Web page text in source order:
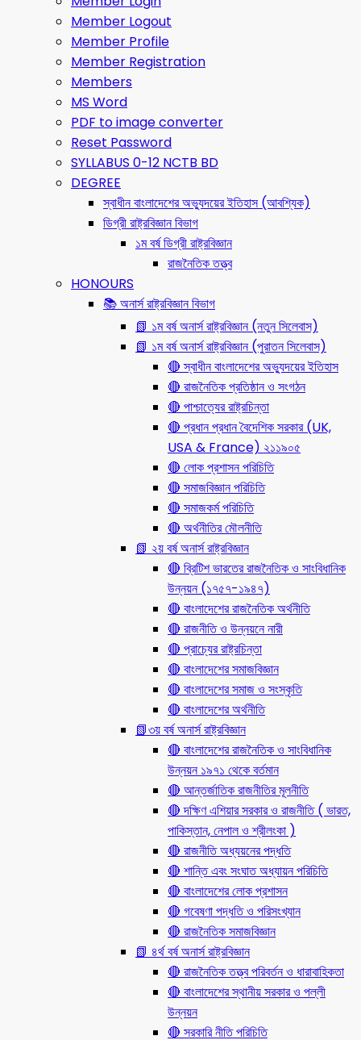
Member Logout
Member Profile
Member Registration
Members
MS Word
PDF to image converter
Reset Password
SYLLABUS 0-12 NCTB BD
DEGREE
স্বাধীন বাংলাদেশের অভ্যুদয়ের ইতিহাস (আবশ্যিক)
ডিগ্রী রাষ্ট্রবিজ্ঞান বিভাগ
১ম বর্ষ ডিগ্রী রাষ্ট্রবিজ্ঞান
রাজনৈতিক তত্ত্ব
HONOURS
📚 অনার্স রাষ্ট্রবিজ্ঞান বিভাগ
📗 ১ম বর্ষ অনার্স রাষ্ট্রবিজ্ঞান (নতুন সিলেবাস)
📗 ১ম বর্ষ অনার্স রাষ্ট্রবিজ্ঞান (পুরাতন সিলেবাস)
🔴 স্বাধীন বাংলাদেশের অভ্যুদয়ের ইতিহাস
🔴 রাজনৈতিক প্রতিষ্ঠান ও সংগঠন
🔴 পাশ্চাত্যের রাষ্ট্রচিন্তা
🔴 প্রধান প্রধান বৈদেশিক সরকার (UK,
USA & France) ২১১৯০৫
🔴 লোক প্রশাসন পরিচিতি
🔴 সমাজবিজ্ঞান পরিচিতি
🔴 সমাজকর্ম পরিচিতি
🔴 অর্থনীতির মৌলনীতি
📗 ২য় বর্ষ অনার্স রাষ্ট্রবিজ্ঞান
🔴 ব্রিটিশ ভারতের রাজনৈতিক ও সাংবিধানিক
উন্নয়ন (১৭৫৭-১৯৪৭)
🔴 বাংলাদেশের রাজনৈতিক অর্থনীতি
🔴 রাজনীতি ও উন্নয়নে নারী
🔴 প্রাচ্যের রাষ্ট্রচিন্তা
🔴 বাংলাদেশের সমাজবিজ্ঞান
🔴 বাংলাদেশের সমাজ ও সংস্কৃতি
🔴 বাংলাদেশের অর্থনীতি
📗৩য় বর্ষ অনার্স রাষ্ট্রবিজ্ঞান
🔴 বাংলাদেশের রাজনৈতিক ও সাংবিধানিক
উন্নয়ন ১৯৭১ থেকে বর্তমান
🔴 আন্তর্জাতিক রাজনীতির মূলনীতি
🔴 দক্ষিণ এশিয়ার সরকার ও রাজনীতি ( ভারত,
পাকিস্তান, নেপাল ও শ্রীলংকা )
🔴 রাজনীতি অধ্যয়নের পদ্ধতি
🔴 শান্তি এবং সংঘাত অধ্যায়ন পরিচিতি
🔴 বাংলাদেশের লোক প্রশাসন
🔴 গবেষণা পদ্ধতি ও পরিসংখ্যান
🔴 রাজনৈতিক সমাজবিজ্ঞান
📗 ৪র্থ বর্ষ অনার্স রাষ্ট্রবিজ্ঞান
🔴 রাজনৈতিক তত্ত্ব পরিবর্তন ও ধারাবাহিকতা
🔴 বাংলাদেশের স্থানীয় সরকার ও পল্লী
উন্নয়ন
🔴 সরকারি নীতি পরিচিতি